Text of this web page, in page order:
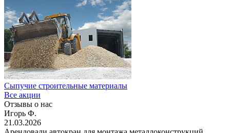
Сыпучие строительные материалы
Все акции
Отзывы о нас
Игорь Ф.
21.03.2026